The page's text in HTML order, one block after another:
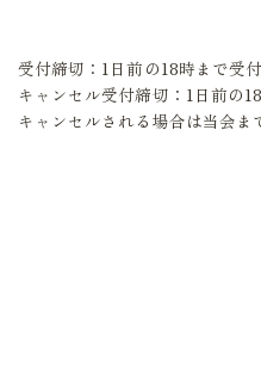
受付締切：1日前の18時まで受
キャンセル受付締切：1日前の
キャンセルされる場合は当会ま